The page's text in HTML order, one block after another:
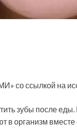
со ссылкой на
зубы после
в организм